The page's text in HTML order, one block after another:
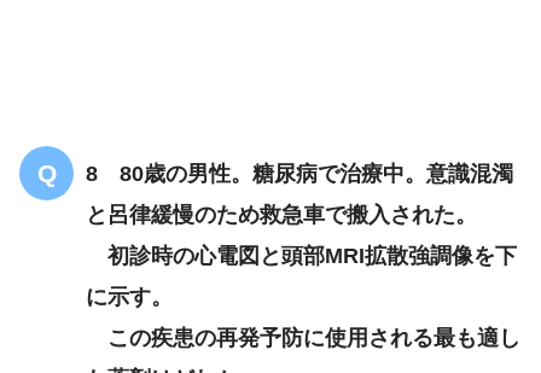
8 80歳の男性。糖尿病で治療中。意識混濁
と呂律緩慢のため救急車で搬入された。
初診時の心電図と頭部MRI拡散強調像を下
に示す。
この疾患の再発予防に使用される最も適し